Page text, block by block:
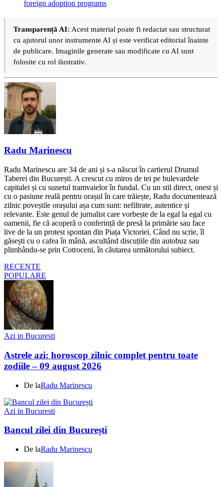
foreign adoption programs
Transparență AI: Acest material poate fi redactat sau structurat
cu ajutorul unor instrumente AI și este verificat editorial înainte
de publicare. Imaginile generate sau modificate cu AI sunt
folosite cu rol ilustrativ.
Radu Marinescu
Radu Marinescu are 34 de ani și s-a născut în cartierul Drumul
Taberei din București. A crescut cu miros de tei pe bulevardele
capitalei și cu sunetul tramvaielor în fundal. Cu un stil direct, onest și
cu o pasiune reală pentru orașul în care trăiește, Radu documentează
zilnic poveștile orașului așa cum sunt: nefiltrate, autentice și
relevante. Este genul de jurnalist care vorbește de la egal la egal cu
oamenii, fie că acoperă o conferință de presă la primărie sau face
live de la un protest spontan din Piața Victoriei. Când nu scrie, îl
găsești cu o cafea în mână, ascultând discuțiile din autobuz sau
plimbându-se prin Cotroceni, în căutarea următorului subiect.
RECENTE
POPULARE
Azi in Bucuresti
Astrele azi: horoscop zilnic complet pentru toate
zodiile – 09 august 2026
De laRadu Marinescu
Azi in Bucuresti
Bancul zilei din București
De laRadu Marinescu